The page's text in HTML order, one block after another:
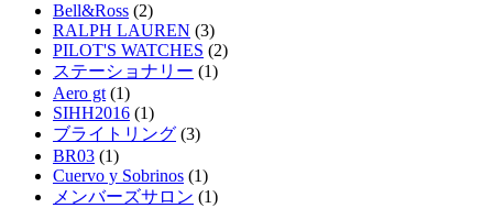
Bell&Ross (2)
RALPH LAUREN (3)
PILOT'S WATCHES (2)
ステーショナリー (1)
Aero gt (1)
SIHH2016 (1)
ブライトリング (3)
BR03 (1)
Cuervo y Sobrinos (1)
メンバーズサロン (1)